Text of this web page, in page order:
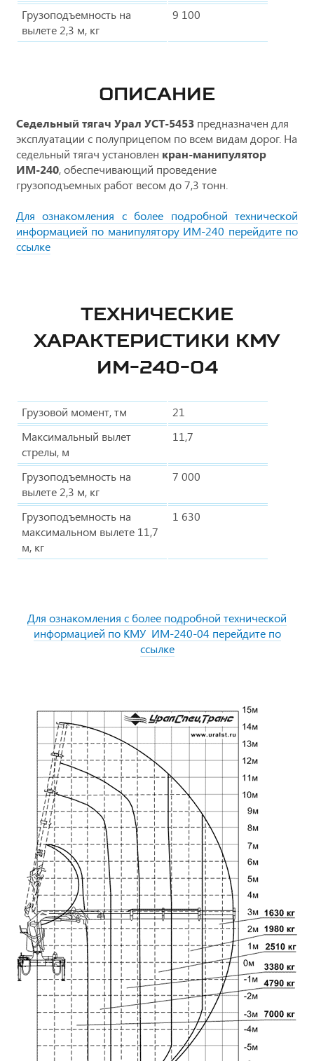
Грузоподъемность на
вылете 2,3 м, кг
9 100
ОПИСАНИЕ
Седельный тягач Урал УСТ-5453 предназначен для
эксплуатации с полуприцепом по всем видам дорог. На
седельный тягач установлен кран-манипулятор
ИМ-240, обеспечивающий проведение
грузоподъемных работ весом до 7,3 тонн.
Для ознакомления с более подробной технической
информацией по манипулятору ИМ-240 перейдите по
ссылке
ТЕХНИЧЕСКИЕ
ХАРАКТЕРИСТИКИ КМУ
ИМ-240-04
Грузовой момент, тм
21
Максимальный вылет
стрелы, м
11,7
Грузоподъемность на
вылете 2,3 м, кг
7 000
Грузоподъемность на
максимальном вылете 11,7
м, кг
1 630
Для ознакомления с более подробной технической
информацией по КМУ ИМ-240-04 перейдите по
ссылке